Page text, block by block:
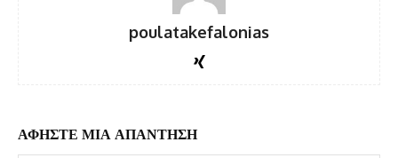
poulatakefalonias
ΑΦΗΣΤΕ ΜΙΑ ΑΠΑΝΤΗΣΗ